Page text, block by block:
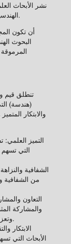
نشر الأبحاث
الهندسية التي تسهم في تقدم وتطوير المجتمع.
أن تكون
البحوث
تنطلق قيم
(هندسة)
والابتكار
التميز العلمي:
التي
الشفافية
من الشفافية
التعاون
والمشاركة
وتعزز ثقافة التعاون وتنمية الشبكات العلمية.
الابتكار
الأبحاث التي